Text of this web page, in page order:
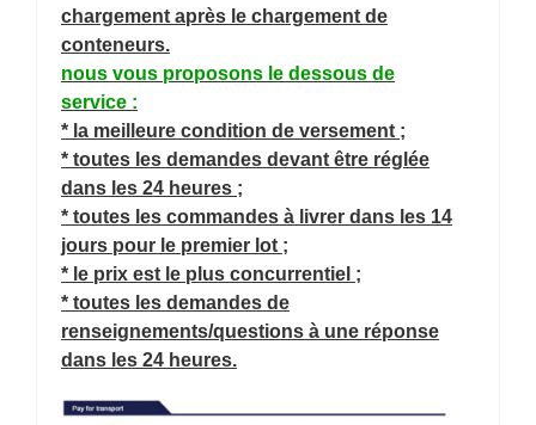
chargement après le chargement de
conteneurs.
nous vous proposons le dessous de
service :
* la meilleure condition de versement ;
* toutes les demandes devant être réglée
dans les 24 heures ;
* toutes les commandes à livrer dans les 14
jours pour le premier lot ;
* le prix est le plus concurrentiel ;
* toutes les demandes de
renseignements/questions à une réponse
dans les 24 heures.